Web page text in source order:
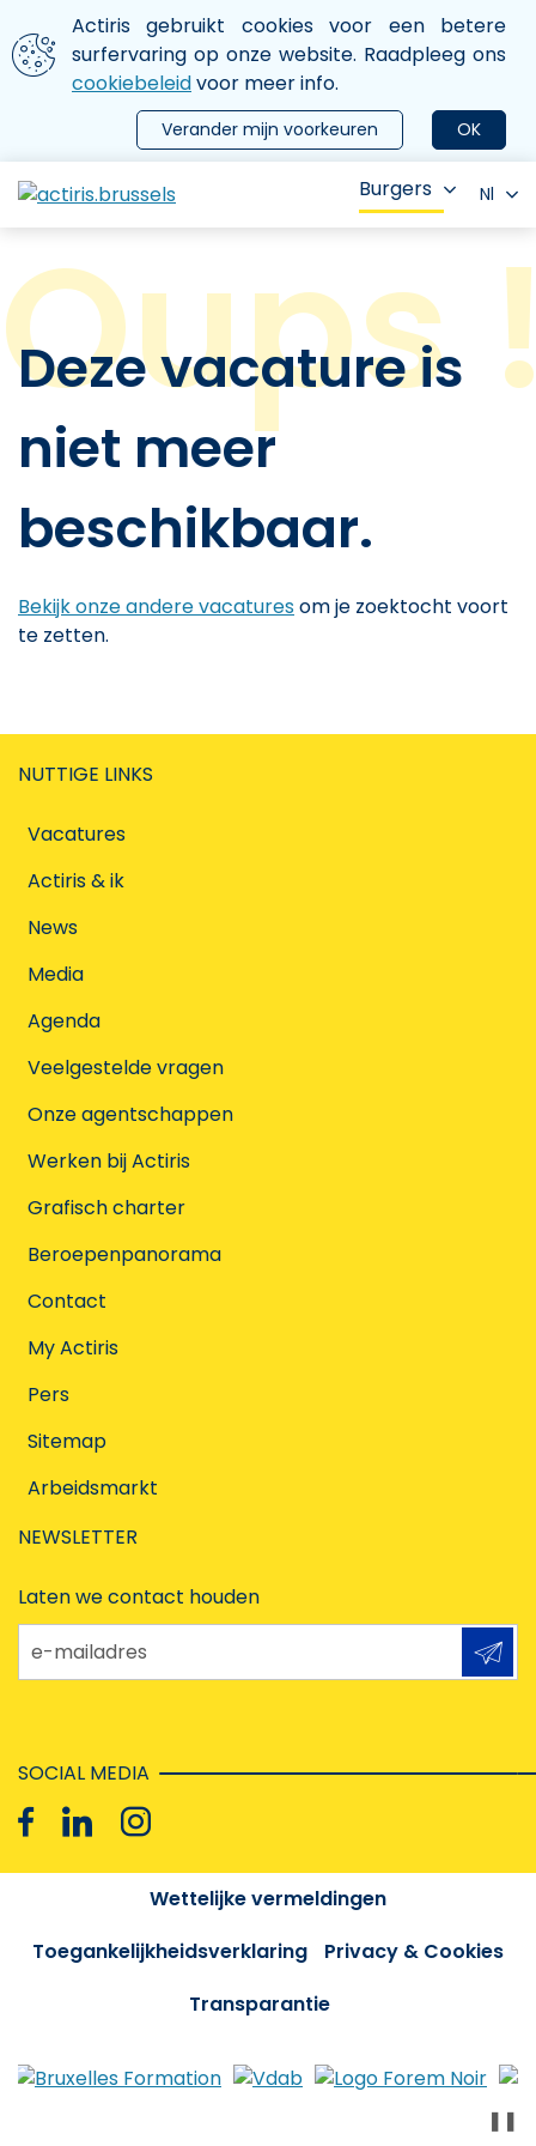
Aller au contenu principal
We gebruiken cookies
Actiris gebruikt cookies voor een betere
surfervaring op onze website. Raadpleeg ons
cookiebeleidvoor meer info.
OK
Verander mijn voorkeuren
le menu
Burgers Nl
Deze vacature is
niet meer
beschikbaar.
Bekijk onze andere vacaturesom je zoektocht voort
te zetten.
NUTTIGE LINKS
Vacatures
Actiris & ik
News
Media
Agenda
Veelgestelde vragen
Onze agentschappen
Werken bij Actiris
Grafisch charter
Beroepenpanorama
Contact
My Actiris
Pers
Sitemap
Arbeidsmarkt
NEWSLETTER
Laten we contact houden
e-mailadres
SOCIAL MEDIA
Wettelijke vermeldingen
Toegankelijkheidsverklaring
Privacy & Cookies
Transparantie
❚❚